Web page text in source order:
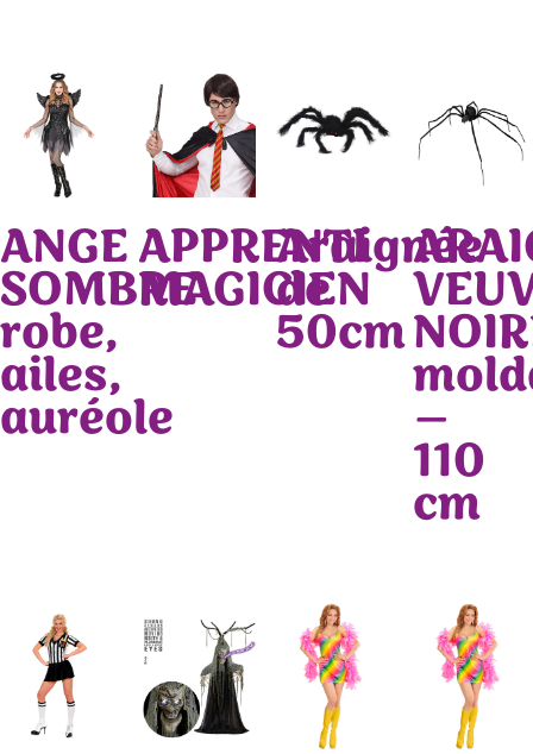
ANGE
SOMBRE
robe,
ailes,
auréole
APPRENTI
MAGICIEN
Araignée
de
50cm
–
110
cm